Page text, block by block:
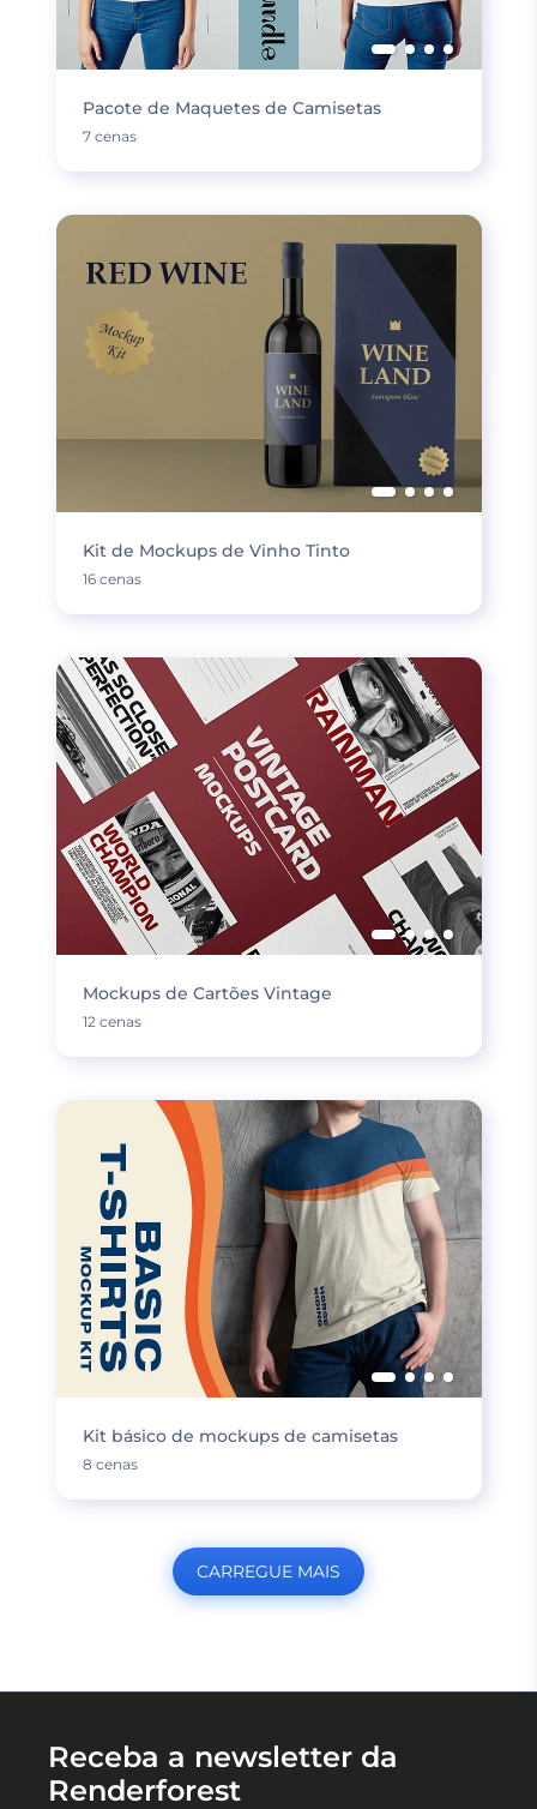
Pacote de Maquetes de Camisetas
7 cenas
Kit de Mockups de Vinho Tinto
16 cenas
Mockups de Cartões Vintage
12 cenas
Kit básico de mockups de camisetas
8 cenas
CARREGUE MAIS
Receba a newsletter da
Renderforest